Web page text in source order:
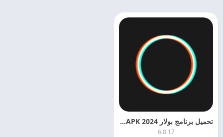
تحميل برنامج بولار 2024 Polarr APK اخر اصدار
6.8.17